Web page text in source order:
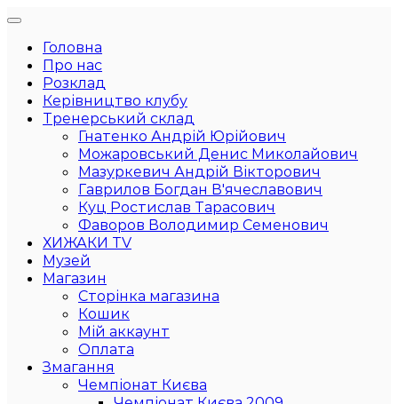
Головна
Про нас
Розклад
Керівництво клубу
Тренерський склад
Гнатенко Андрій Юрійович
Можаровський Денис Миколайович
Мазуркевич Андрій Вікторович
Гаврилов Богдан В'ячеславович
Куц Ростислав Тарасович
Фаворов Володимир Семенович
ХИЖАКИ TV
Музей
Магазин
Сторінка магазина
Кошик
Мій аккаунт
Оплата
Змагання
Чемпіонат Києва